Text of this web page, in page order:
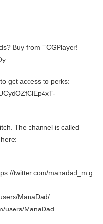
Buy from TCGPlayer!
get access to perks:
The channel is called
twitter.com/manadad_mtg
ManaDad/
users/ManaDad